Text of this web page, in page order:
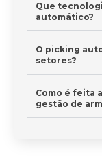
Que
automático?
O picking
setores?
Como é feita
gestão de